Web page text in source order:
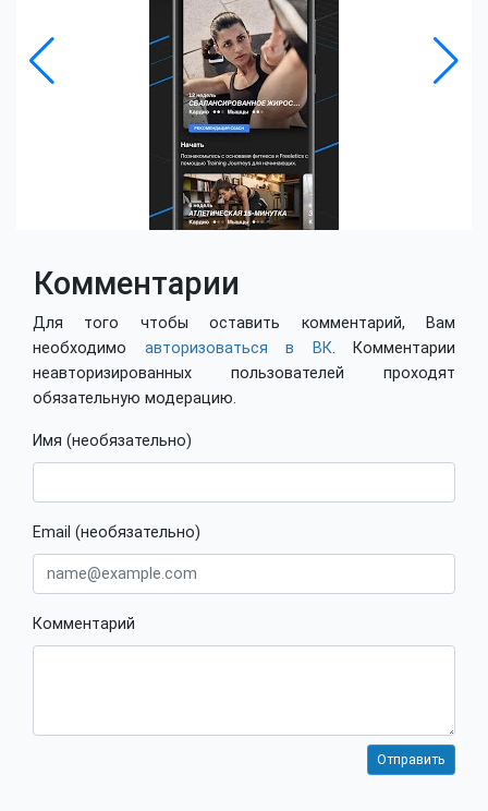
Комментарии
Для того чтобы оставить комментарий, Вам
необходимо авторизоваться в ВК. Комментарии
неавторизированных пользователей проходят
обязательную модерацию.
Имя (необязательно)
Email (необязательно)
Комментарий